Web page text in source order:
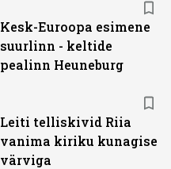
Kesk-Euroopa esimene
suurlinn - keltide
pealinn Heuneburg
Leiti telliskivid Riia
vanima kiriku kunagise
värviga